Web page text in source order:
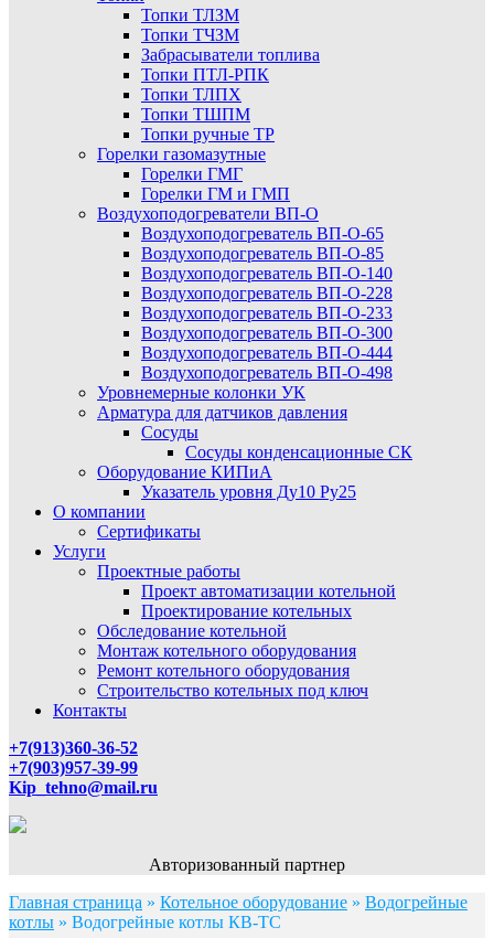
Топки ТЛЗМ
Топки ТЧЗМ
Забрасыватели топлива
Топки ПТЛ-РПК
Топки ТЛПХ
Топки ТШПМ
Топки ручные ТР
Горелки газомазутные
Горелки ГМГ
Горелки ГМ и ГМП
Воздухоподогреватели ВП-О
Воздухоподогреватель ВП-О-65
Воздухоподогреватель ВП-О-85
Воздухоподогреватель ВП-О-140
Воздухоподогреватель ВП-О-228
Воздухоподогреватель ВП-О-233
Воздухоподогреватель ВП-О-300
Воздухоподогреватель ВП-О-444
Воздухоподогреватель ВП-О-498
Уровнемерные колонки УК
Арматура для датчиков давления
Сосуды
Сосуды конденсационные СК
Оборудование КИПиА
Указатель уровня Ду10 Ру25
О компании
Сертификаты
Услуги
Проектные работы
Проект автоматизации котельной
Проектирование котельных
Обследование котельной
Монтаж котельного оборудования
Ремонт котельного оборудования
Строительство котельных под ключ
Контакты
+7(913)360-36-52
+7(903)957-39-99
Kip_tehno@mail.ru
Авторизованный партнер
Главная страница » Котельное оборудование » Водогрейные
котлы » Водогрейные котлы КВ-ТС